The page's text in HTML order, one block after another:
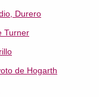
Durero
Turner
de Hogarth